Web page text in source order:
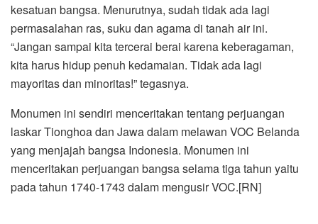
kesatuan bangsa. Menurutnya, sudah tidak ada lagi
permasalahan ras, suku dan agama di tanah air ini.
“Jangan sampai kita tercerai berai karena keberagaman,
kita harus hidup penuh kedamaian. Tidak ada lagi
mayoritas dan minoritas!” tegasnya.
Monumen ini sendiri menceritakan tentang perjuangan
laskar Tionghoa dan Jawa dalam melawan VOC Belanda
yang menjajah bangsa Indonesia. Monumen ini
menceritakan perjuangan bangsa selama tiga tahun yaitu
pada tahun 1740-1743 dalam mengusir VOC.‎[RN]